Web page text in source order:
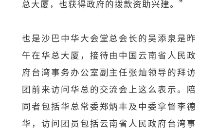
总大厦，也获得政府的拨款资助兴建。”
也是沙巴中华大会堂总会长的吴添泉是昨
午在华总大厦，接待由中国云南省人民政
府台湾事务办公室副主任张灿领导的拜访
团前来访问华总的交流会上这么表示。陪
同者包括华总常委郑炳丰及中委拿督李德
华，访问团员包括云南省人民政府台湾事